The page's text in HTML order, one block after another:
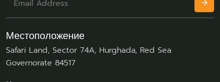
Местоположение
Safari Land, Sector 74A, Hurghada, Red Sea
Governorate 84517